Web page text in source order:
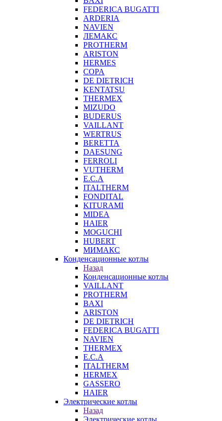
FEDERICA BUGATTI
ARDERIA
NAVIEN
ЛЕМАКС
PROTHERM
ARISTON
HERMES
COPA
DE DIETRICH
KENTATSU
THERMEX
MIZUDO
BUDERUS
VAILLANT
WERTRUS
BERETTA
DAESUNG
FERROLI
VUTHERM
E.C.A
ITALTHERM
FONDITAL
KITURAMI
MIDEA
HAIER
MOGUCHI
HUBERT
МИМАКС
Конденсационные котлы
Назад
Конденсационные котлы
VAILLANT
PROTHERM
BAXI
ARISTON
DE DIETRICH
FEDERICA BUGATTI
NAVIEN
THERMEX
E.C.A
ITALTHERM
HERMEX
GASSERO
HAIER
Электрические котлы
Назад
Электрические котлы